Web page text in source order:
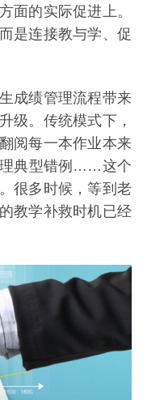
面的实际促进上。
是连接教与学、促
绩管理流程带来
级。传统模式下，
阅每一本作业本来
理典型错例……这个
很多时候，等到老
教学补救时机已经